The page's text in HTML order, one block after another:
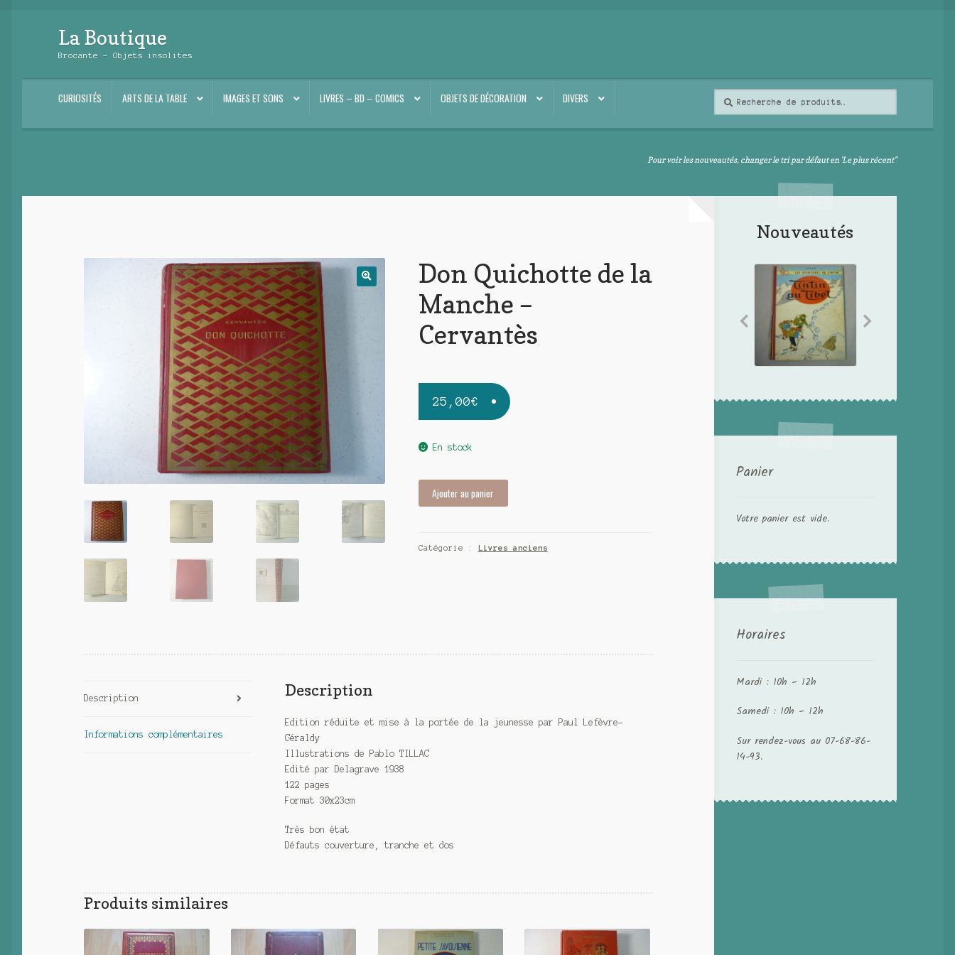
Aller
à
navigation
Aller
au
La Boutique
Brocante – Objets insolites
CURIOSITÉS ARTS DE LA TABLE IMAGES ET SONS LIVRES – BD – COMICS OBJETS DE DÉCORATION DIVERS
pour :
Pour voir les nouveautés, changer le tri par défaut en 'Le plus récent"
Don Quichotte de la
Manche –
Cervantès
25,00€
En stock
de
Ajouter au panier
Catégorie : Livres anciens
Description
Informations complémentaires
Description
Edition réduite et mise à la portée de la jeunesse par Paul Lefèvre-
Géraldy
Illustrations de Pablo TILLAC
Edité par Delagrave 1938
122 pages
Format 30x23cm
Très bon état
Défauts couverture, tranche et dos
Produits similaires
Nouveautés
Panier
Votre panier est vide.
Horaires
Mardi : 10h – 12h
Samedi : 10h – 12h
Sur rendez-vous au 07-68-86-
14-93.